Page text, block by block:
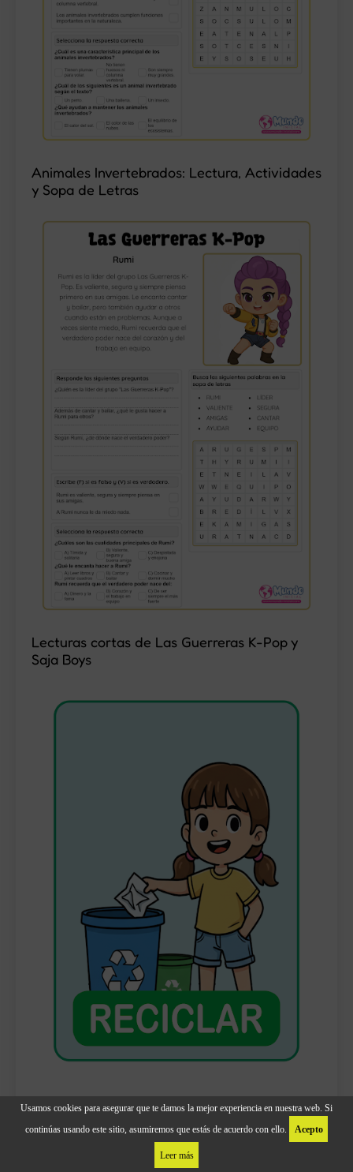
Animales Invertebrados: Lectura, Actividades
y Sopa de Letras
Lecturas cortas de Las Guerreras K-Pop y
Saja Boys
Las 4R del Reciclaje
Usamos cookies para asegurar que te damos la mejor experiencia en nuestra web. Si
continúas usando este sitio, asumiremos que estás de acuerdo con ello.
Acepto
Leer más